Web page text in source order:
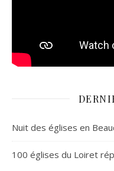
Nuit des églises en
100 églises du Loiret